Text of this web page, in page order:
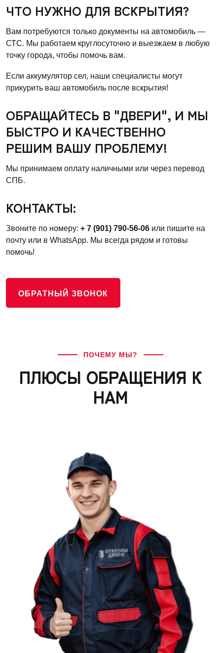
ЧТО НУЖНО ДЛЯ ВСКРЫТИЯ?
Вам потребуются только документы на автомобиль —
СТС. Мы работаем круглосуточно и выезжаем в любую
точку города, чтобы помочь вам.
Если аккумулятор сел, наши специалисты могут
прикурить ваш автомобиль после вскрытия!
ОБРАЩАЙТЕСЬ В "ДВЕРИ", И МЫ
БЫСТРО И КАЧЕСТВЕННО
РЕШИМ ВАШУ ПРОБЛЕМУ!
Мы принимаем оплату наличными или через перевод
СПБ.
КОНТАКТЫ:
Звоните по номеру: + 7 (901) 790-56-06 или пишите на
почту или в WhatsApp. Мы всегда рядом и готовы
помочь!
ОБРАТНЫЙ ЗВОНОК
ПОЧЕМУ МЫ?
ПЛЮСЫ ОБРАЩЕНИЯ К
НАМ